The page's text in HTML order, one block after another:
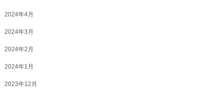
2024年4月
2024年3月
2024年2月
2024年1月
2023年12月